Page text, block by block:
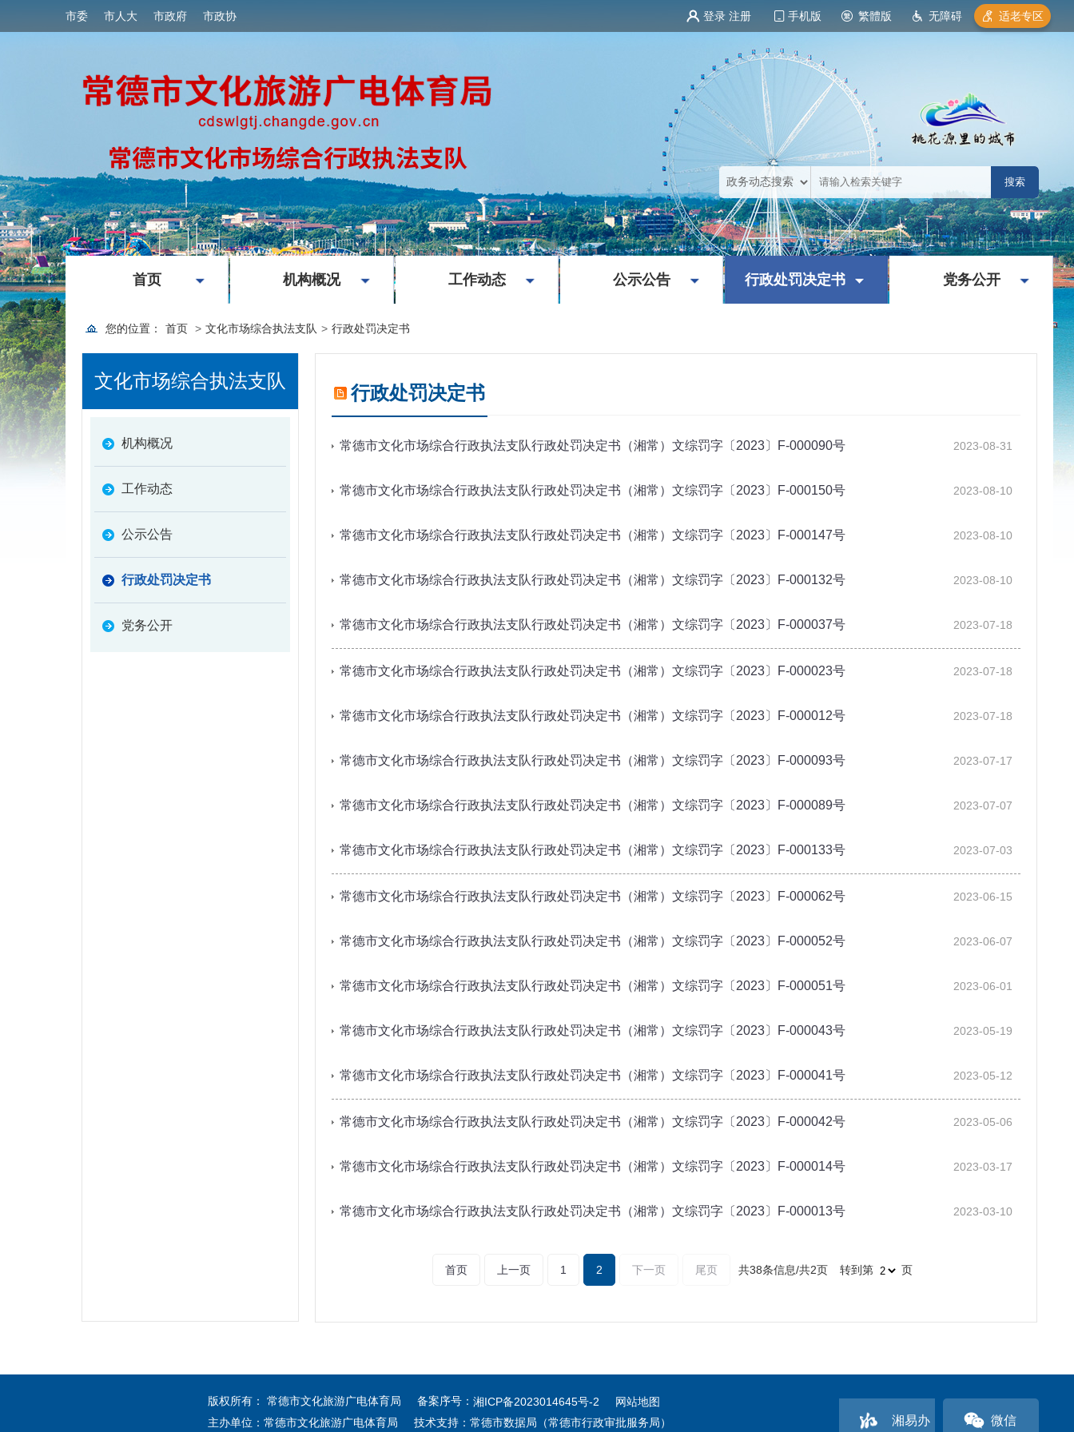
市委 市人大 市政府 市政协 登录 注册 手机版 繁體版 无障碍 适老专区
首页 机构概况
|
工作动态
|
公示公告 行政处罚决定书 党务公开
您的位置： 首页 > 文化市场综合执法支队 > 行政处罚决定书
文化市场综合执法支队
机构概况
工作动态
公示公告
行政处罚决定书
党务公开
行政处罚决定书
2023-08-31
常德市文化市场综合行政执法支队行政处罚决定书（湘常）文综罚字〔2023〕F-000090号
2023-08-10
常德市文化市场综合行政执法支队行政处罚决定书（湘常）文综罚字〔2023〕F-000150号
2023-08-10
常德市文化市场综合行政执法支队行政处罚决定书（湘常）文综罚字〔2023〕F-000147号
2023-08-10
常德市文化市场综合行政执法支队行政处罚决定书（湘常）文综罚字〔2023〕F-000132号
2023-07-18
常德市文化市场综合行政执法支队行政处罚决定书（湘常）文综罚字〔2023〕F-000037号
2023-07-18
常德市文化市场综合行政执法支队行政处罚决定书（湘常）文综罚字〔2023〕F-000023号
2023-07-18
常德市文化市场综合行政执法支队行政处罚决定书（湘常）文综罚字〔2023〕F-000012号
2023-07-17
常德市文化市场综合行政执法支队行政处罚决定书（湘常）文综罚字〔2023〕F-000093号
2023-07-07
常德市文化市场综合行政执法支队行政处罚决定书（湘常）文综罚字〔2023〕F-000089号
2023-07-03
常德市文化市场综合行政执法支队行政处罚决定书（湘常）文综罚字〔2023〕F-000133号
2023-06-15
常德市文化市场综合行政执法支队行政处罚决定书（湘常）文综罚字〔2023〕F-000062号
2023-06-07
常德市文化市场综合行政执法支队行政处罚决定书（湘常）文综罚字〔2023〕F-000052号
2023-06-01
常德市文化市场综合行政执法支队行政处罚决定书（湘常）文综罚字〔2023〕F-000051号
2023-05-19
常德市文化市场综合行政执法支队行政处罚决定书（湘常）文综罚字〔2023〕F-000043号
2023-05-12
常德市文化市场综合行政执法支队行政处罚决定书（湘常）文综罚字〔2023〕F-000041号
2023-05-06
常德市文化市场综合行政执法支队行政处罚决定书（湘常）文综罚字〔2023〕F-000042号
2023-03-17
常德市文化市场综合行政执法支队行政处罚决定书（湘常）文综罚字〔2023〕F-000014号
2023-03-10
常德市文化市场综合行政执法支队行政处罚决定书（湘常）文综罚字〔2023〕F-000013号
首页 上一页 1 2 下一页 尾页 共38条信息/共2页 转到第 页
版权所有： 常德市文化旅游广电体育局 备案序号： 湘ICP备2023014645号-2
网站地图
主办单位：常德市文化旅游广电体育局 技术支持：常德市数据局（常德市行政审批服务局）
微信
湘易办